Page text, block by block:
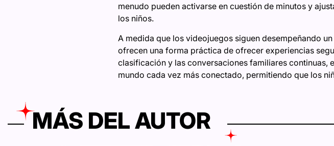
menudo pueden activarse en cuestión de minutos y
los niños.
A medida que los videojuegos siguen desempeñando
ofrecen una forma práctica de ofrecer experiencias
clasificación y las conversaciones familiares continuas,
mundo cada vez más conectado, permitiendo que los
MÁS DEL AUTOR